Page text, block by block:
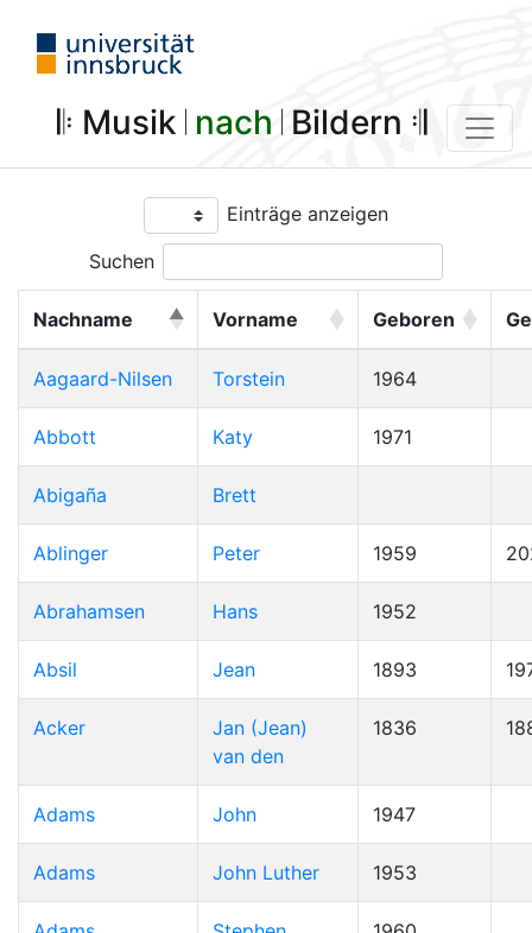
𝄆 Musik 𝄀 nach 𝄀 Bildern 𝄇
Einträge anzeigen
Suchen
Nachname Vorname Geboren
Aagaard-Nilsen Torstein 1964
Abbott Katy 1971
Abigaña Brett
Ablinger Peter 1959
Abrahamsen Hans 1952
Absil Jean 1893
Acker
Jan (Jean)
van den
1836
Adams John 1947
Adams John Luther 1953